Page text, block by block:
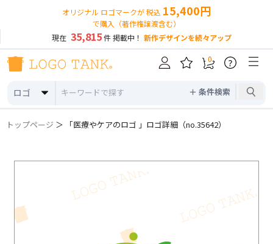
オリジナル ロゴマークが 税込 15,400円
で購入（著作権譲渡含む）
現在 35,815件 掲載中！ 新作デザインを続々アップ
ロゴ ＋ 条件検索
0 ?
トップページ ＞ 「医療やケアのロゴ 」ロゴ詳細（no.35642）